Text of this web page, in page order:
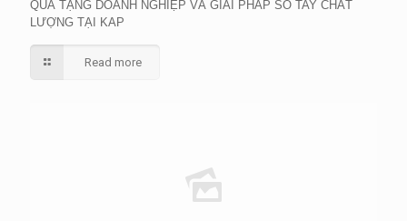
QUÀ TẶNG DOANH NGHIỆP VÀ GIẢI PHÁP SỔ TAY CHẤT
LƯỢNG TẠI KAP
Read more